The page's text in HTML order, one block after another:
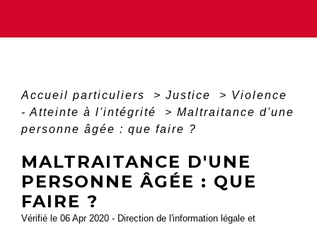
Accueil particuliers > Justice > Violence
- Atteinte à l'intégrité
> Maltraitance d'une
personne âgée : que faire ?
MALTRAITANCE D'UNE
PERSONNE ÂGÉE : QUE
FAIRE ?
Vérifié le 06 Apr 2020 - Direction de l'information légale et